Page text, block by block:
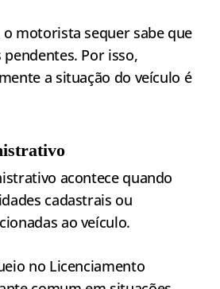
o motorista sequer sabe que
Por isso,
a situação do veículo é
acontece quando
cadastrais ou
ao veículo.
no Licenciamento